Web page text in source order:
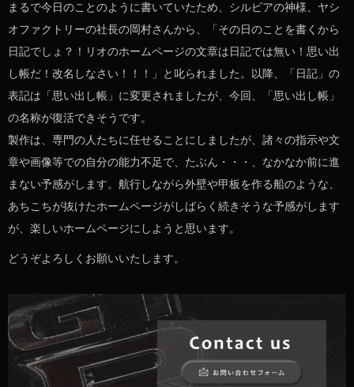
まるで今日のことのように書いていたため、シルビアの神様、ヤシ
オファクトリーの社長の岡村さんから、「その日のことを書くから
日記でしょ？！リオのホームページの文章は日記では無い！思い出
し帳だ！改名しなさい！！！」と叱られました。以降、「日記」の
表記は「思い出し帳」に変更されましたが、今回、「思い出し帳」
の名称が復活できそうです。
製作は、専門の人たちに任せることにしましたが、諸々の指示や文
章や画像等での自分の能力不足で、たぶん・・・、なかなか前に進
まない予感がします。航行しながら外壁や甲板を作る船のような、
あちこちが抜けたホームページがしばらく続きそうな予感がします
が、楽しいホームページにしようと思います。
どうぞよろしくお願いいたします。